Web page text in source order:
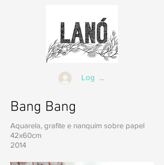
Log In
Bang Bang
Aquarela, grafite e nanquim sobre papel
42x60cm
2014